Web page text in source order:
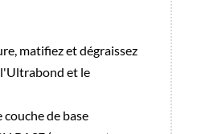
matifiez et dégraissez
l'Ultrabond et le
de base